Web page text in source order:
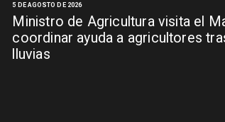
Ministro de Agricultura visita el
coordinar ayuda a agricultores
lluvias
5 DE AGOSTO DE 2026